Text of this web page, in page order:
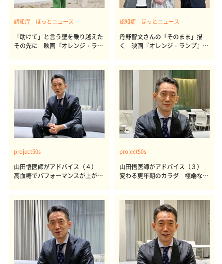
認知症 ほっとニュース
「助けて」と言う壁を乗り越えた
その先に 映画『オレンジ・ラン
認知症 ほっとニュース
丹野智文さんの「そのまま」描
く 映画『オレンジ・ランプ』鼎
project50s
山田悟医師がアドバイス（４）
高血糖でパフォーマンスが上がる
project50s
山田悟医師がアドバイス（３）
変わる更年期のカラダ 極端なラ